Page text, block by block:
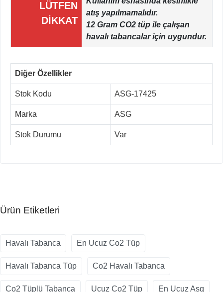
LÜTFEN
DİKKAT
atış yapılmamalıdır.
12 Gram CO2 tüp ile çalışan
havalı tabancalar için uygundur.
Diğer Özellikler
Stok Kodu ASG-17425
Marka ASG
Stok Durumu Var
Ürün Etiketleri
Havalı Tabanca En Ucuz Co2 Tüp
Havalı Tabanca Tüp Co2 Havalı Tabanca
Co2 Tüplü Tabanca Ucuz Co2 Tüp En Ucuz Asg